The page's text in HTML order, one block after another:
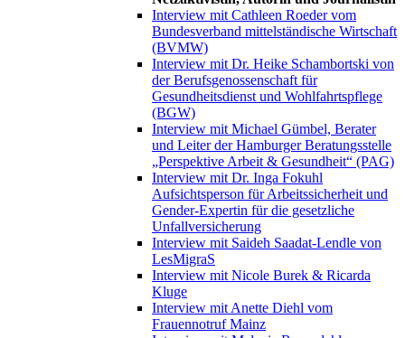
Interview mit Cathleen Roeder vom
Bundesverband mittelständische Wirtschaft
(BVMW)
Interview mit Dr. Heike Schambortski von
der Berufsgenossenschaft für
Gesundheitsdienst und Wohlfahrtspflege
(BGW)
Interview mit Michael Gümbel, Berater
und Leiter der Hamburger Beratungsstelle
„Perspektive Arbeit & Gesundheit“ (PAG)
Interview mit Dr. Inga Fokuhl
Aufsichtsperson für Arbeitssicherheit und
Gender-Expertin für die gesetzliche
Unfallversicherung
Interview mit Saideh Saadat-Lendle von
LesMigraS
Interview mit Nicole Burek & Ricarda
Kluge
Interview mit Anette Diehl vom
Frauennotruf Mainz